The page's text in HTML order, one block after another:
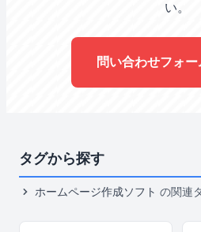
い。
問い合わせフォー
タグから探す
ホームページ作成ソフト の関連